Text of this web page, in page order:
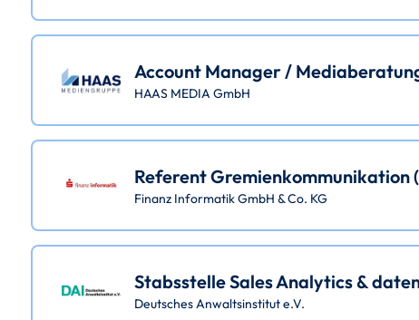
Account Manager /
HAAS MEDIA GmbH
Referent Gremienkommunikation
Finanz Informatik GmbH & Co. KG
Stabsstelle Sales Analytics &
Deutsches Anwaltsinstitut e.V.